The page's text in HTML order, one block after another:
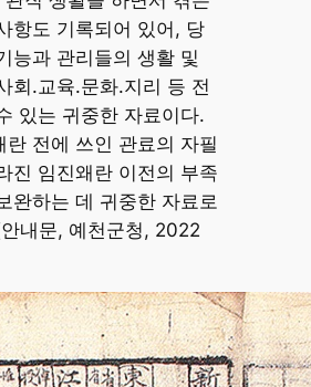
항도 기록되어 있어, 당
능과 관리들의 생활 및
회.교육.문화.지리 등 전
있는 귀중한 자료이다.
란 전에 쓰인 관료의 자필
진 임진왜란 이전의 부족
완하는 데 귀중한 자료로
내문, 예천군청, 2022